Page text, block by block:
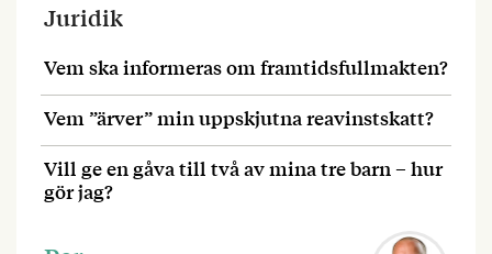
Juridik
Vem ska informeras om framtidsfullmakten?
Vem ”ärver” min uppskjutna reavinstskatt?
Vill ge en gåva till två av mina tre barn – hur
gör jag?